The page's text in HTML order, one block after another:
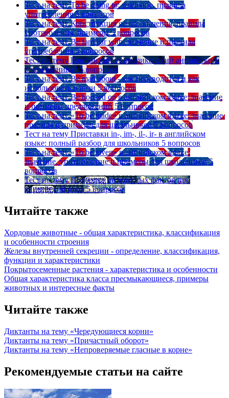
Тест на тему To be going to: значение, правила
употребления 5 вопросов
Тест на тему Конструкция go on: значения, правила
употребления, примеры 5 вопросов
Тест на тему Be familiar with: значение и правила
употребления 5 вопросов
Тест на тему Британский vs американский английский:
в чем разница? 5 вопросов
Тест на тему Be mad about - как переводится и как
использовать в речи 5 вопросов
Тест на тему Be hooked on в английском языке: значение
и примеры предложений 5 вопросов
Тест на тему «To be made» в английском языке: значение,
правила и примеры для школьников 5 вопросов
Тест на тему Приставки in-, im-, il-, ir- в английском
языке: полный разбор для школьников 5 вопросов
Тест на тему «To be given» в английском языке:
значение, употребление и примеры для школьников 5
вопросов
Тест на тему Подборка интересных фактов про
английский язык 5 вопросов
Читайте также
Хордовые животные - общая характеристика, классификация
и особенности строения
Железы внутренней секреции - определение, классификация,
функции и характеристики
Покрытосеменные растения - характеристика и особенности
Общая характеристика класса пресмыкающиеся, примеры
животных и интересные факты
Читайте также
Диктанты на тему «Чередующиеся корни»
Диктанты на тему «Причастный оборот»
Диктанты на тему «Непроверяемые гласные в корне»
Рекомендуемые статьи на сайте